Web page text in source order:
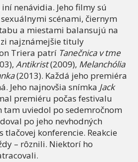
nenávidia. Jeho filmy sú
scénami, čiernym
a miestami balansujú na
najznámejšie tituly
Triera patrí Tanečnica v tme
Antikrist(2009), Melanchólia
(2013). Každá jeho premiéra
Jeho najnovšia snímka Jack
premiéru počas festivalu
tam uviedol po sedemročnom
po jeho nevhodných
tlačovej konferencie. Reakcie
– rôznili. Niektorí ho